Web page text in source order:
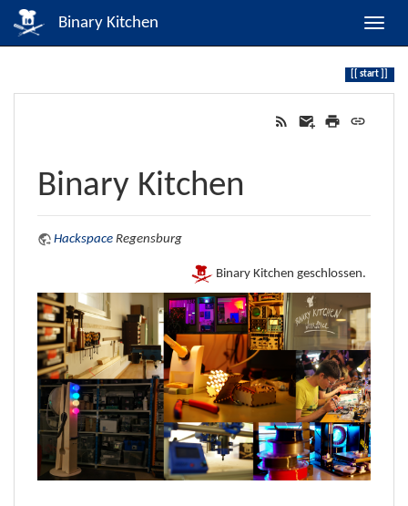
Binary Kitchen
start
Binary Kitchen
Hackspace Regensburg
Binary Kitchen geschlossen.